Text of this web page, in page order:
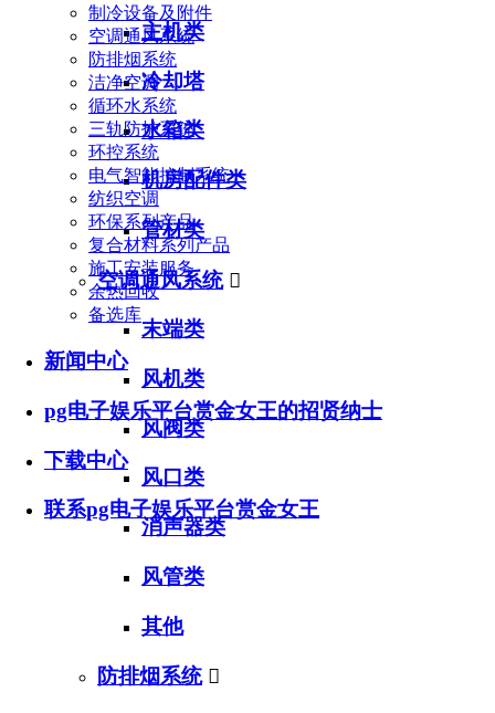
制冷设备及附件
空调通风系统
防排烟系统
洁净空调
循环水系统
三轨防护系统
环控系统
电气智能控制系统
纺织空调
环保系列产品
复合材料系列产品
施工安装服务
余热回收
备选库
新闻中心
pg电子娱乐平台赏金女王的招贤纳士
下载中心
联系pg电子娱乐平台赏金女王
主机类
冷却塔
水箱类
机房配件类
管材类
空调通风系统 
末端类
风机类
风阀类
风口类
消声器类
风管类
其他
防排烟系统 